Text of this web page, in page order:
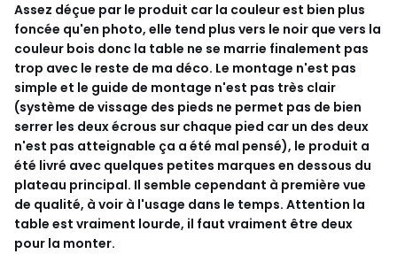
Assez déçue par le produit car la couleur est bien plus
foncée qu'en photo, elle tend plus vers le noir que vers la
couleur bois donc la table ne se marrie finalement pas
trop avec le reste de ma déco. Le montage n'est pas
simple et le guide de montage n'est pas très clair
(système de vissage des pieds ne permet pas de bien
serrer les deux écrous sur chaque pied car un des deux
n'est pas atteignable ça a été mal pensé), le produit a
été livré avec quelques petites marques en dessous du
plateau principal. Il semble cependant à première vue
de qualité, à voir à l'usage dans le temps. Attention la
table est vraiment lourde, il faut vraiment être deux
pour la monter.